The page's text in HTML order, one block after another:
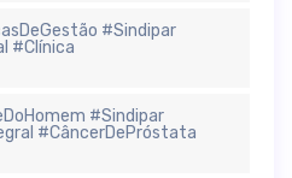
#Sindipar
#Clínica
#Sindipar
#CâncerDePróstata